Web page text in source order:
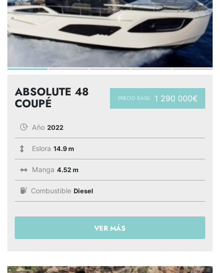
PRECIO BASE: 1 290 000€
ABSOLUTE 48
COUPÉ
Año 2022
Eslora 14.9 m
Manga 4.52 m
Combustible Diesel
VER MÁS